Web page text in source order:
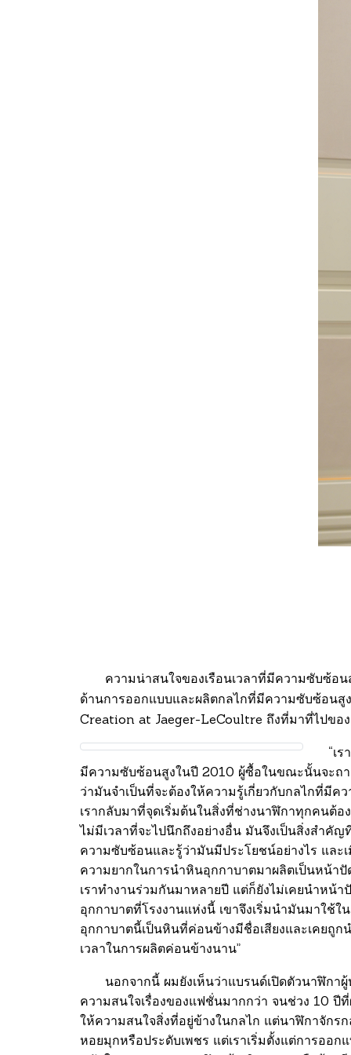
ความน่าสนใจของเรือนเวลาที่มีความซับซ้อ
ด้านการออกแบบและผลิตกลไกที่มีความซับซ้อน
Creation at Jaeger-LeCoultre ถึงที่มาที่ไปขอ
“เ
มีความซับซ้อนสูงในปี 2010 ผู้ซื้อในขณะนั้นจะถา
ว่ามันจำเป็นที่จะต้องให้ความรู้เกี่ยวกับกลไกที่มีค
เรากลับมาที่จุดเริ่มต้นในสิ่งที่ช่างนาฬิกาทุกคนต้อ
ไม่มีเวลาที่จะไปนึกถึงอย่างอื่น มันจึงเป็นสิ่งสำคัญ
ความซับซ้อนและรู้ว่ามันมีประโยชน์อย่างไร แล
ความยากในการนำหินอุกกาบาตมาผลิตเป็นหน้า
เราทำงานร่วมกันมาหลายปี แต่ก็ยังไม่เคยนำหน้
อุกกาบาตที่โรงงานแห่งนี้ เขาจึงเริ่มนำมันมาใช้
อุกกาบาตนี้เป็นหินที่ค่อนข้างมีชื่อเสียงและเคยถู
เวลาในการผลิตค่อนข้างนาน”
นอกจากนี้ ผมยังเห็นว่าแบรนด์เปิดตัวนาฬิก
ความสนใจเรื่องของแฟชั่นมากกว่า จนช่วง 10 ปี
ให้ความสนใจสิ่งที่อยู่ข้างในกลไก แต่นาฬิกาจัก
หอยมุกหรือประดับเพชร แต่เราเริ่มตั้งแต่การออ